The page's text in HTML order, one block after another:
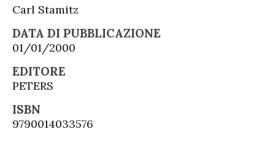
Carl Stamitz
DATA DI PUBBLICAZIONE
01/01/2000
EDITORE
PETERS
ISBN
9790014033576